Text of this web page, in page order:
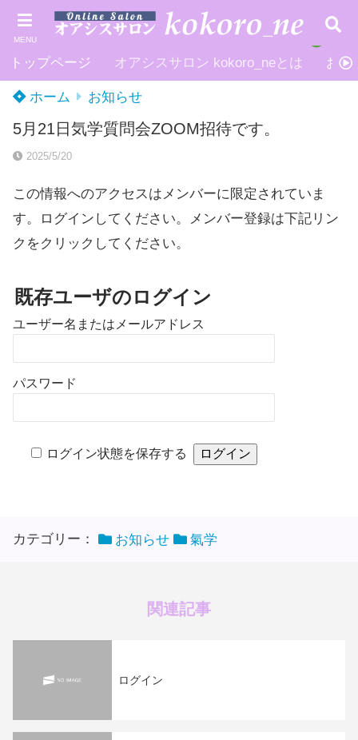
MENU
トップページ オアシスサロン kokoro_neとは お申
ホーム お知らせ
5月21日気学質問会ZOOM招待です。
2025/5/20
この情報へのアクセスはメンバーに限定されていま
す。ログインしてください。メンバー登録は下記リン
クをクリックしてください。
既存ユーザのログイン
ユーザー名またはメールアドレス
パスワード
ログイン状態を保存する
カテゴリー： お知らせ 氣学
関連記事
ログイン